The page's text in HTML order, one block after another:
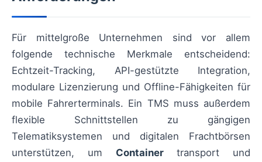
Für mittelgroße Unternehmen sind vor allem
folgende technische Merkmale entscheidend:
Echtzeit-Tracking, API-gestützte Integration,
modulare Lizenzierung und Offline-Fähigkeiten für
mobile Fahrerterminals. Ein TMS muss außerdem
flexible Schnittstellen zu gängigen
Telematiksystemen und digitalen Frachtbörsen
unterstützen, um Containertransport und